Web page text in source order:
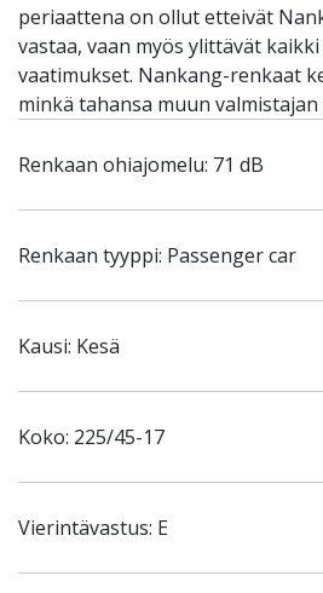
periaattena on ollut etteivät
vastaa, vaan myös ylittävät
vaatimukset. Nankang-renkaat
minkä tahansa muun
Renkaan ohiajomelu: 71 dB
Renkaan tyyppi: Passenger car
Kausi: Kesä
Koko: 225/45-17
Vierintävastus: E